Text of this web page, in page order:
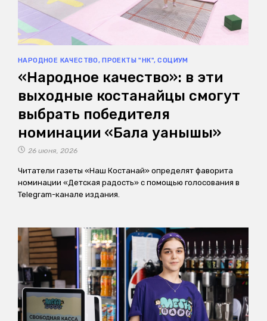
НАРОДНОЕ КАЧЕСТВО, ПРОЕКТЫ "НК", СОЦИУМ
«Народное качество»: в эти
выходные костанайцы смогут
выбрать победителя
номинации «Бала қуанышы»
26 июня, 2026
Читатели газеты «Наш Костанай» определят фаворита
номинации «Детская радость» с помощью голосования в
Telegram-канале издания.